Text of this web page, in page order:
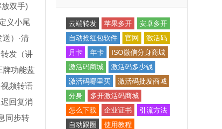
双手)
义小尾
）·清
发（讲
牌功能蓝
频转语
回复消
同步转
云端转发 苹果多开
安卓多开
自动抢红包软件
官网
激活码
月卡
年卡
ISO微信分身商城
激活码商城
激活码多少钱
激活码哪里买
激活码批发商城
分身
多开激活码商城
怎么下载
企业证书
引流方法
自动跟圈
使用教程